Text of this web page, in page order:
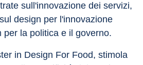
sull'innovazione dei servizi,
design per l'innovazione
per la politica e il governo.
in Design For Food, stimola